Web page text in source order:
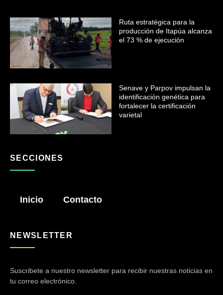
Ruta estratégica para la
producción de Itapúa alcanza
el 73 % de ejecución
Senave y Parpov impulsan la
identificación genética para
fortalecer la certificación
varietal
SECCIONES
Inicio Contacto
NEWSLETTER
Suscribete a nuestro newsletter para recibir nuestras noticias en
tu correo electrónico.